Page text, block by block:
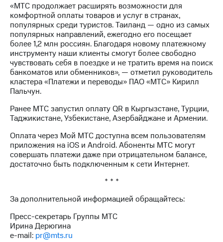
и акционерам
Корпоративное
управление
Корпоративный
секретарь
Раскрытие
информации
Документы
ПАО
Собрания
акционеров
Личный
кабинет
капитал
и
аудит
Рынок
«МТС продолжает расширять возможности для
комфортной оплаты товаров и услуг в странах,
популярных среди туристов. Таиланд — одно из самых
популярных направлений, ежегодно его посещает
более 1,2 млн россиян. Благодаря новому платежному
инструменту наши клиенты смогут более свободно
чувствовать себя в поездке и не тратить время на поиск
банкоматов или обменников», — отметил руководитель
кластера «Платежи и переводы» ПАО «МТС» Кирилл
Пальчун.
Ранее МТС запустил оплату QR в Кыргызстане, Турции,
Таджикистане, Узбекистане, Азербайджане и Армении.
Оплата через Мой МТС доступна всем пользователям
приложения на iOS и Android. Абоненты МТС могут
совершать платежи даже при отрицательном балансе,
достаточно быть подключенным к сети Интернет.
* * *
За дополнительной информацией обращайтесь:
Пресс-секретарь Группы МТС
Ирина Дерюгина
e-mail: pr@mts.ru